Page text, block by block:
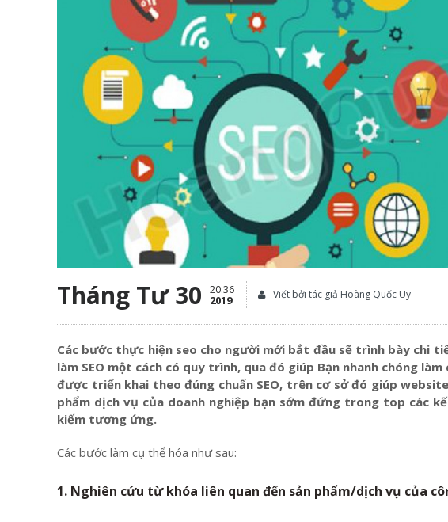
Tháng Tư 30 20:36
2019 Viết bởi tác giả Hoàng Quốc Uy
Các bước thực hiện seo cho người mới bắt đầu sẽ trình bày chi
làm SEO một cách có quy trình, qua đó giúp Bạn nhanh chóng
được triển khai theo đúng chuẩn SEO, trên cơ sở đó giúp
phẩm dịch vụ của doanh nghiệp bạn sớm đứng trong top các
kiếm tương ứng.
Các bước làm cụ thể hóa như sau:
1. Nghiên cứu từ khóa liên quan đến sản phẩm/dịch vụ của